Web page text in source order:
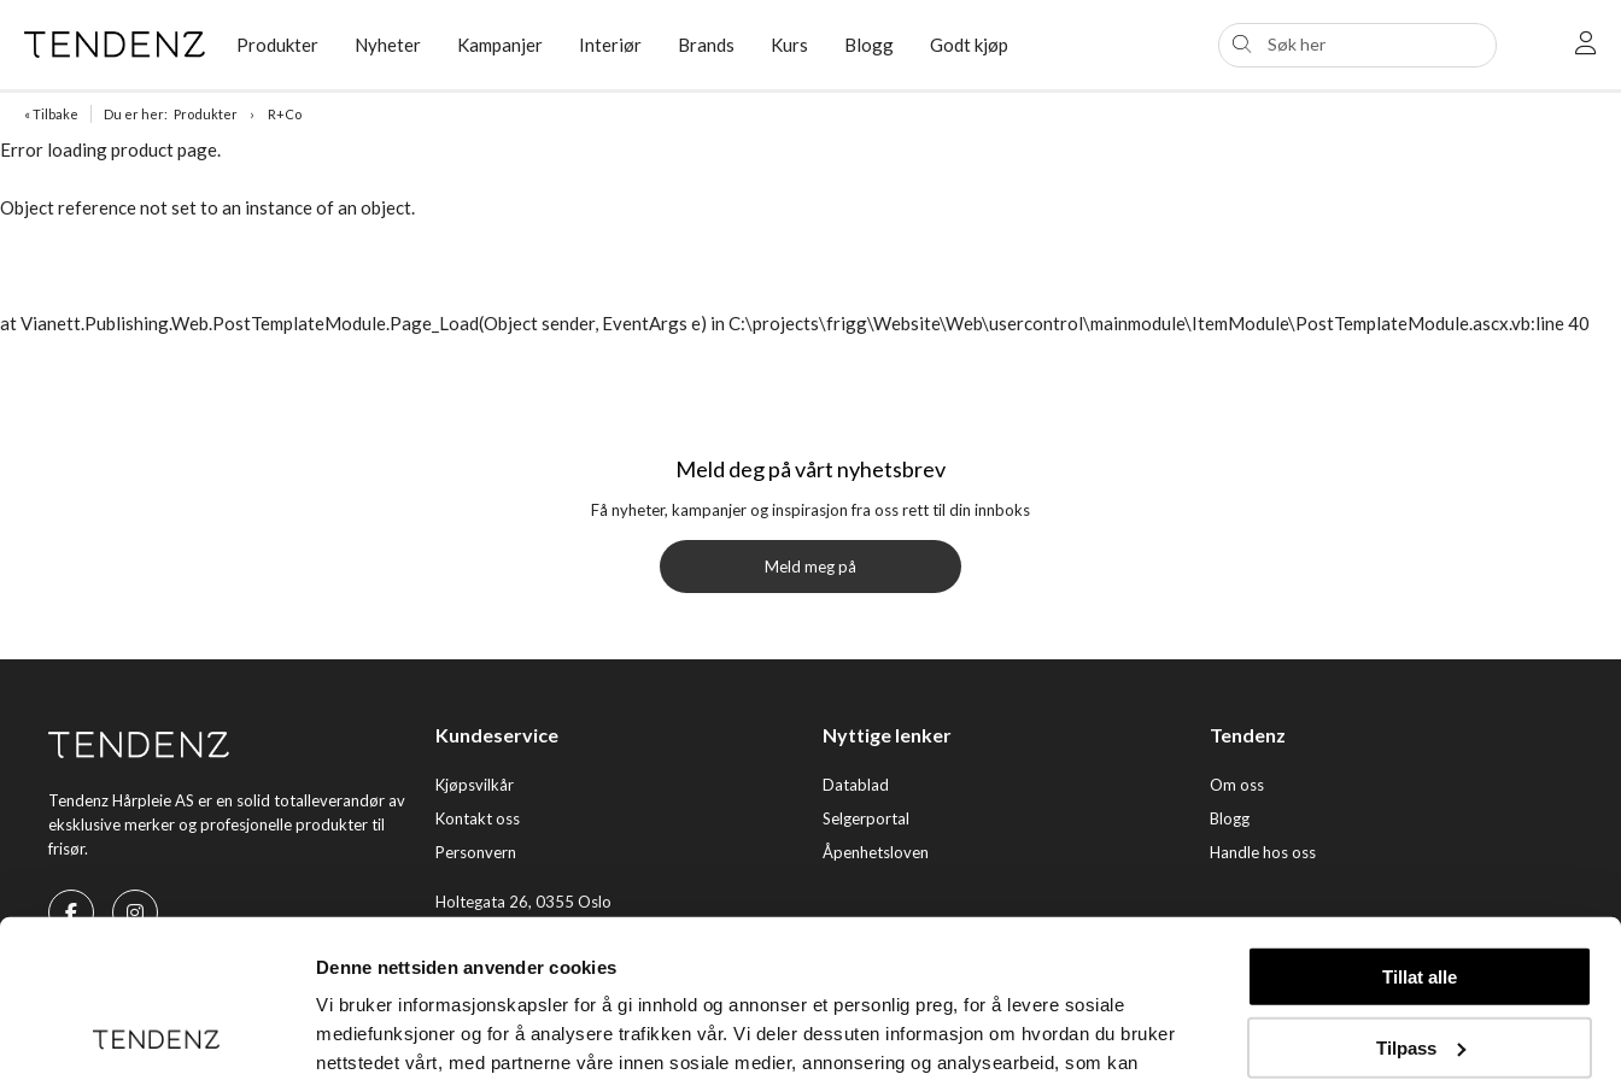
Denne nettsiden anvender cookies
Vi bruker informasjonskapsler for å gi innhold og annonser et personlig preg, for å levere sosiale
mediefunksjoner og for å analysere trafikken vår. Vi deler dessuten informasjon om hvordan du bruker
nettstedet vårt, med partnerne våre innen sosiale medier, annonsering og analysearbeid, som kan
Tillat alle
Tilpass
Produkter Nyheter Kampanjer Interiør Brands Kurs Blogg Godt kjøp
« Tilbake Du er her: Produkter R+Co
Error loading product page.
Object reference not set to an instance of an object.
at Vianett.Publishing.Web.PostTemplateModule.Page_Load(Object sender, EventArgs e) in C:\projects\frigg\Website\Web\usercontrol\mainmodule\ItemModule\PostTemplateModule.ascx.vb:line 40
Meld deg på vårt nyhetsbrev
Få nyheter, kampanjer og inspirasjon fra oss rett til din innboks
Meld meg på
Tendenz Hårpleie AS er en solid totalleverandør av
eksklusive merker og profesjonelle produkter til
frisør.
Kundeservice
Kjøpsvilkår
Kontakt oss
Personvern
Holtegata 26, 0355 Oslo
E-post:kundeservice@tendenz.net
Nyttige lenker
Datablad
Selgerportal
Åpenhetsloven
Tendenz
Om oss
Blogg
Handle hos oss
© Tendenz Hårpleie AS (org. nr. 948 341 662) |Nettbutikk levert av Kréatif